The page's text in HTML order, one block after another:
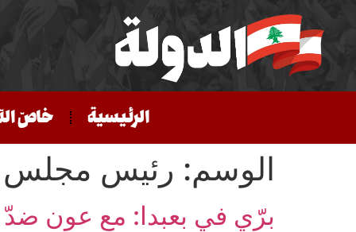
الرئيسية خاصّ
الوسم: رئيس مجلس
برّي في بعبدا: مع عون ضدّ